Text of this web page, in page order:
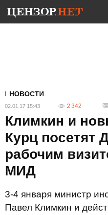
НОВОСТИ
02.01.17 15:43 2 342
Климкин и
Курц посетят
рабочим
МИД
3-4 января министр
Павел Климкин и